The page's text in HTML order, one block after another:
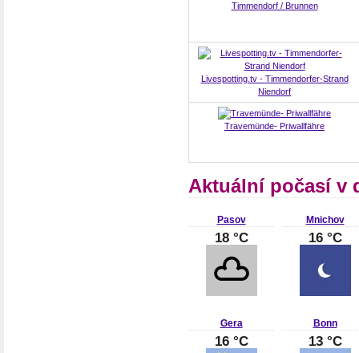
Timmendorf / Brunnen
Livespotting.tv - Timmendorfer-Strand
Niendorf
Travemünde- Priwallfähre
Aktuální počasí v
Pasov
18 °C
Mnichov
16 °C
Gera
16 °C
Bonn
13 °C